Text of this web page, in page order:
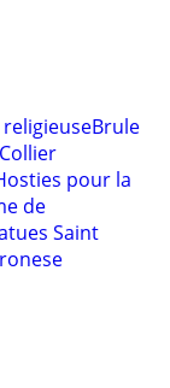
Brule
Collier
pour la
de
Saint